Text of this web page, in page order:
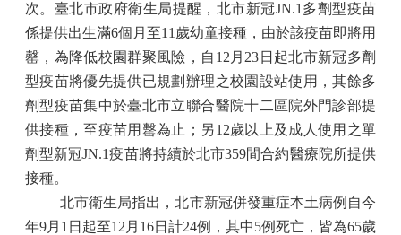
次。臺北市政府衛生局提醒，北市新冠JN.1 多劑型疫苗
係提供出生滿6個月至11 歲幼童接種，由於該疫苗即將用
罄，為降低校園群聚風險，自 12 月 23 日起北市新冠多劑
型疫苗將優先提供已規劃辦理之校園設站使用，其餘多
劑型疫苗集中於臺北市立聯合醫院十二區院外門診部提
供接種，至疫苗用罊為止；另12歲以上及成人使用之單
劑型新冠JN.1疫苗將持續於北市359間合約醫療院所提供
接種。
北市衛生局指出，北市新冠併發重症本土病例自今
年9月 1 日起至12 月 16日計24例，其中5例死亡，皆為65歲